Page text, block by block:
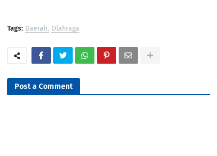
Tags: Daerah Olahraga
Post a Comment